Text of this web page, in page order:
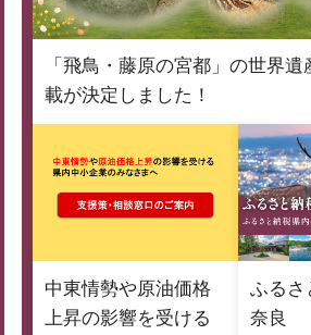
「飛鳥・藤原の宮都」の世界
載が決定しました！
中東情勢や原油価格
上昇の影響を受ける
ふるさ
奈良